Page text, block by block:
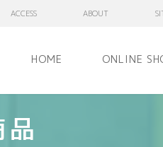
ACCESS ABOUT
HOME ONLINE